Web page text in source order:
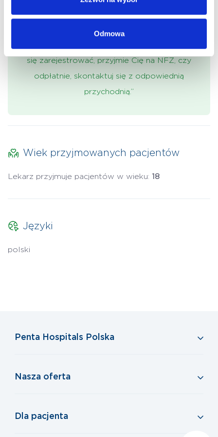
Odmowa
której jednostce przyjmuje, udzielać porad w
ramach kontraktu NFZ lub komercyjnie.
się zarejestrować, przyjmie Cię na NFZ, czy
odpłatnie, skontaktuj się z odpowiednią
przychodnią.”
Wiek przyjmowanych pacjentów
Lekarz przyjmuje pacjentów w wieku: 18
Języki
polski
Penta Hospitals Polska
Nasza oferta
Dla pacjenta